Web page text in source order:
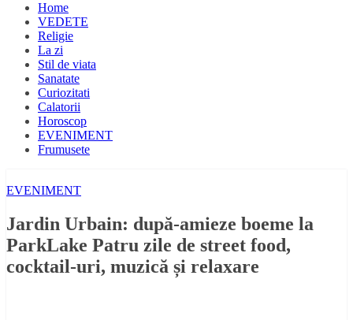
Home
VEDETE
Religie
La zi
Stil de viata
Sanatate
Curiozitati
Calatorii
Horoscop
EVENIMENT
Frumusete
EVENIMENT
Jardin Urbain: după-amieze boeme la
ParkLake Patru zile de street food,
cocktail-uri, muzică și relaxare